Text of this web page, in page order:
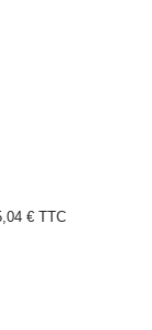
€ TTC